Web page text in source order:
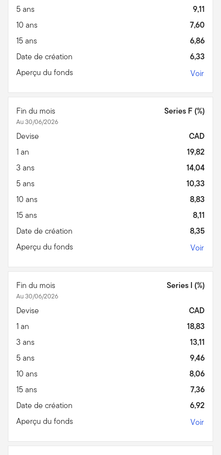
5 ans
9,11
10 ans
7,60
15 ans
6,86
Date de création
6,33
Aperçu du fonds
Voir
Fin du mois
Au 30/06/2026
Series F (%)
Devise
CAD
1 an
19,82
3 ans
14,04
5 ans
10,33
10 ans
8,83
15 ans
8,11
Date de création
8,35
Aperçu du fonds
Voir
Fin du mois
Au 30/06/2026
Series I (%)
Devise
CAD
1 an
18,83
3 ans
13,11
5 ans
9,46
10 ans
8,06
15 ans
7,36
Date de création
6,92
Aperçu du fonds
Voir